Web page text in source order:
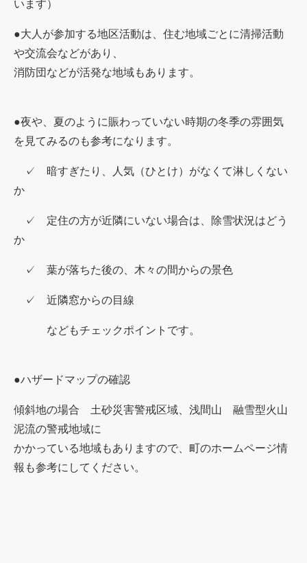
います）
●大人が参加する地区活動は、住む地域ごとに清掃活動
や交流会などがあり、
消防団などが活発な地域もあります。
●夜や、夏のように賑わっていない時期の冬季の雰囲気
を見てみるのも参考になります。
✓ 暗すぎたり、人気（ひとけ）がなくて淋しくない
か
✓ 定住の方が近隣にいない場合は、除雪状況はどう
か
✓ 葉が落ちた後の、木々の間からの景色
✓ 近隣窓からの目線
などもチェックポイントです。
●ハザードマップの確認
傾斜地の場合 土砂災害警戒区域、浅間山 融雪型火山
泥流の警戒地域に
かかっている地域もありますので、町のホームページ情
報も参考にしてください。